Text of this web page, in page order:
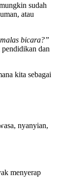
sudah
atau
bicara?”
dan
kita sebagai
nyanyian,
menyerap